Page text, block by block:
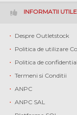
INFORMATII UTILE
Despre Outletstock
Politica de utilizare
Politica de
Termeni si Conditii
ANPC
ANPC SAL